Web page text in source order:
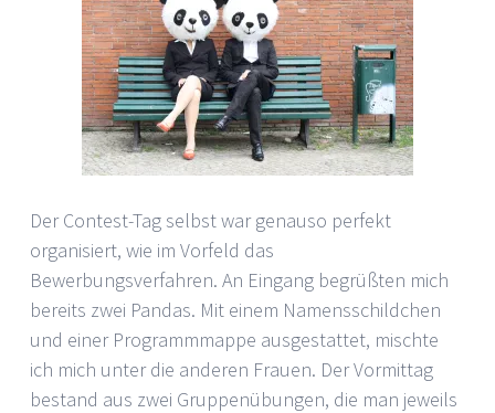
Der Contest-Tag selbst war genauso perfekt
organisiert, wie im Vorfeld das
Bewerbungsverfahren. An Eingang begrüßten mich
bereits zwei Pandas. Mit einem Namensschildchen
und einer Programmmappe ausgestattet, mischte
ich mich unter die anderen Frauen. Der Vormittag
bestand aus zwei Gruppenübungen, die man jeweils